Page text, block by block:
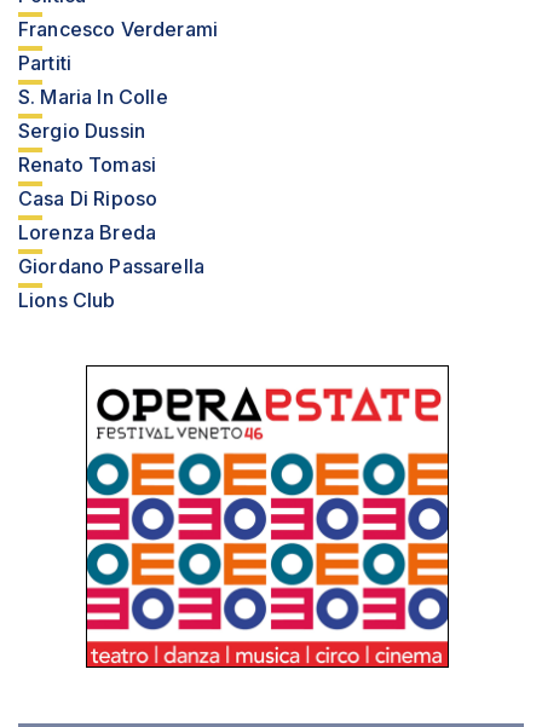
Francesco Verderami
Partiti
S. Maria In Colle
Sergio Dussin
Renato Tomasi
Casa Di Riposo
Lorenza Breda
Giordano Passarella
Lions Club